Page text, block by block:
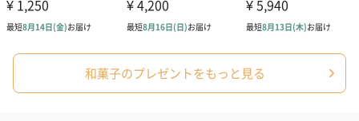
和菓子のプレゼントをもっと見る